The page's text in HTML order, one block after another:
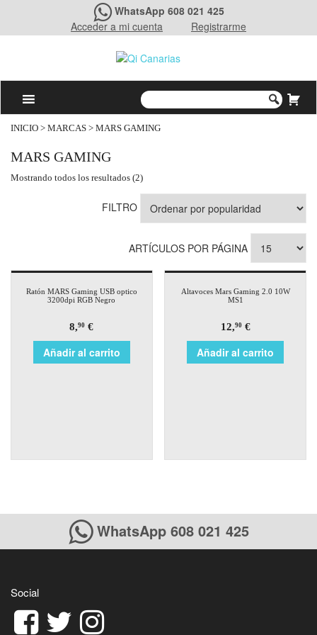
WhatsApp 608 021 425
Acceder a mi cuenta
Registrarme
INICIO > MARCAS > MARS GAMING
MARS GAMING
Mostrando todos los resultados (2)
FILTRO
ARTÍCULOS POR PÁGINA
Ratón MARS Gaming USB optico
3200dpi RGB Negro
8,90 €
Añadir al carrito
Altavoces Mars Gaming 2.0 10W
MS1
12,90€
Añadir al carrito
WhatsApp 608 021 425
Social